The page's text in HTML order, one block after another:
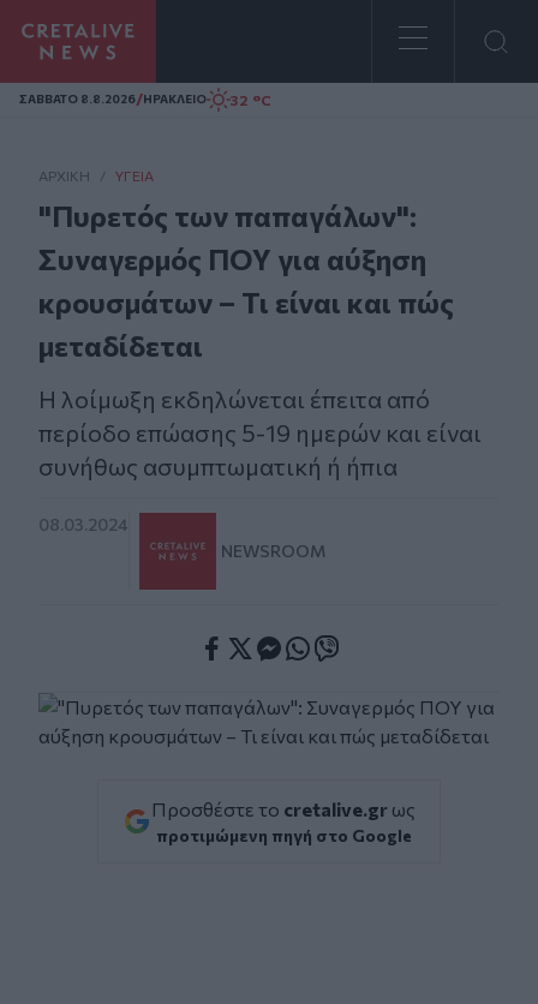
Homepage
ΣAΒΒΑΤΟ 8.8.2026/ΗΡΑΚΛΕΙΟ 32 °C
ΑΡΧΙΚΗ / ΥΓΕΊΑ
"Πυρετός των παπαγάλων":
Συναγερμός ΠΟΥ για αύξηση
κρουσμάτων – Τι είναι και πώς
μεταδίδεται
Η λοίμωξη εκδηλώνεται έπειτα από
περίοδο επώασης 5-19 ημερών και είναι
συνήθως ασυμπτωματική ή ήπια
08.03.2024
NEWSROOM
Προσθέστε το cretalive.gr ως
προτιμώμενη πηγή στο Google